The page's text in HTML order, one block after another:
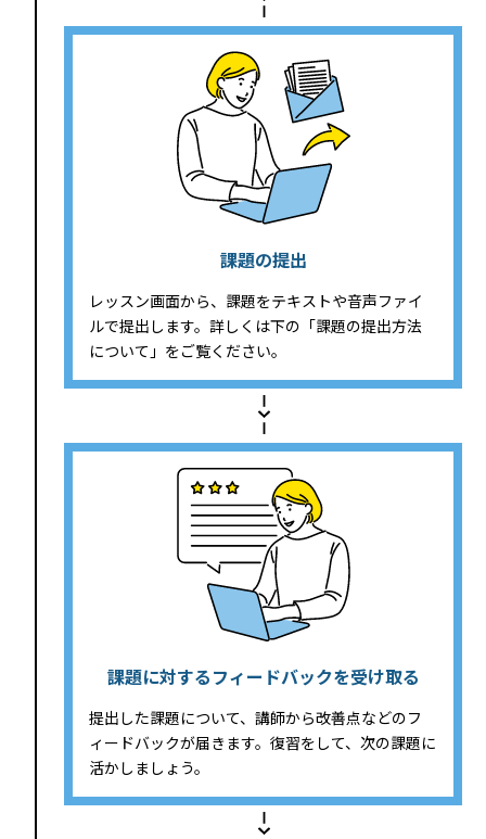
課題の提出
レッスン画面から、課題をテキストや音声ファイ
ルで提出します。詳しくは下の「課題の提出方法
について」をご覧ください。
課題に対するフィードバックを受け取る
提出した課題について、講師から改善点などのフ
ィードバックが届きます。復習をして、次の課題に
活かしましょう。